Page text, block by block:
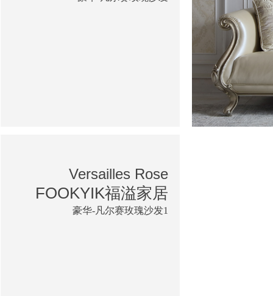
Versailles Rose
FOOKYIK福溢家居
豪华-凡尔赛玫瑰沙发1